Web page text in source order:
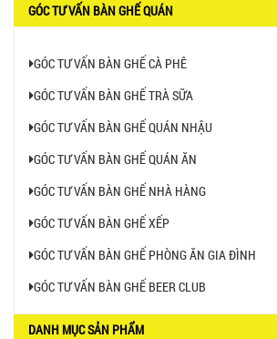
GÓC TƯ VẤN BÀN GHẾ QUÁN
GÓC TƯ VẤN BÀN GHẾ CÀ PHÊ
GÓC TƯ VẤN BÀN GHẾ TRÀ SỮA
GÓC TƯ VẤN BÀN GHẾ QUÁN NHẬU
GÓC TƯ VẤN BÀN GHẾ QUÁN ĂN
GÓC TƯ VẤN BÀN GHẾ NHÀ HÀNG
GÓC TƯ VẤN BÀN GHẾ XẾP
GÓC TƯ VẤN BÀN GHẾ PHÒNG ĂN GIA ĐÌNH
GÓC TƯ VẤN BÀN GHẾ BEER CLUB
DANH MỤC SẢN PHẨM